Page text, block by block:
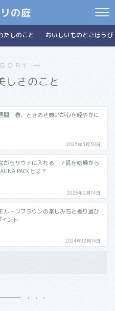
の庭
たしのこと おいしいものとごほうび
―
しさのこと
間｜春、ときめき買いが心を軽やかに
2025年3月30日
がらサウナに入れる！？肌を乾燥から
PACKとは？
2025年2月14日
ルトンブラウンの楽しみ方と香り選び
ント
2024年12月16日